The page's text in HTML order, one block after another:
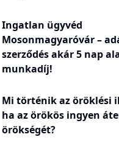
Ingatlan ügyvéd
Mosonmagyaróvár –
szerződés akár 5 nap
munkadíj!
Mi történik az öröklési
ha az örökös ingyen
örökségét?